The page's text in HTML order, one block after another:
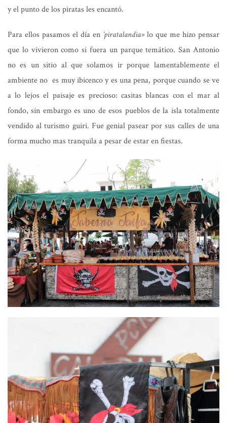
y el punto de los piratas les encantó.
Para ellos pasamos el día en ‘piratalandia»lo que me hizo pensar
que lo vivieron como si fuera un parque temático. San Antonio
no es un sitio al que solamos ir porque lamentablemente el
ambiente no es muy ibicenco y es una pena, porque cuando se ve
a lo lejos el paisaje es precioso: casitas blancas con el mar al
fondo, sin embargo es uno de esos pueblos de la isla totalmente
vendido al turismo guiri. Fue genial pasear por sus calles de una
forma mucho mas tranquila a pesar de estar en fiestas.